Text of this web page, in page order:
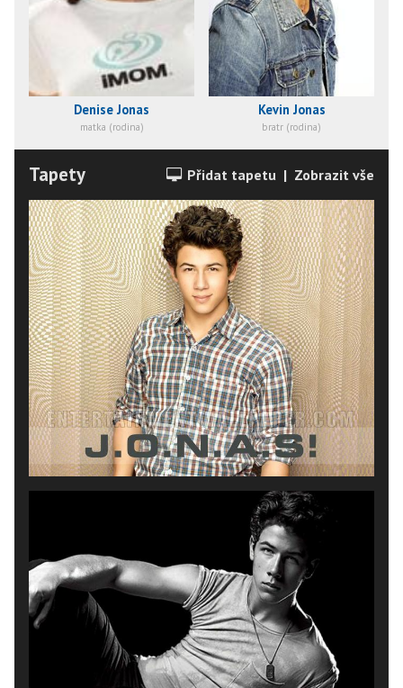
Denise Jonas
matka (rodina)
Kevin Jonas
bratr (rodina)
Tapety Přidat tapetu | Zobrazit vše